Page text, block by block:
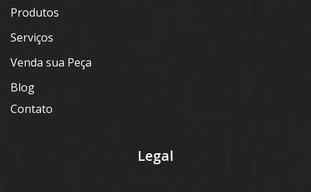
Produtos
Serviços
Venda sua Peça
Blog
Contato
Legal